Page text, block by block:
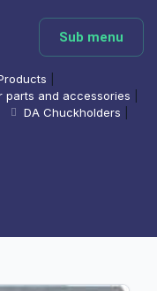
Sub menu
parts and accessories
DA Chuckholders